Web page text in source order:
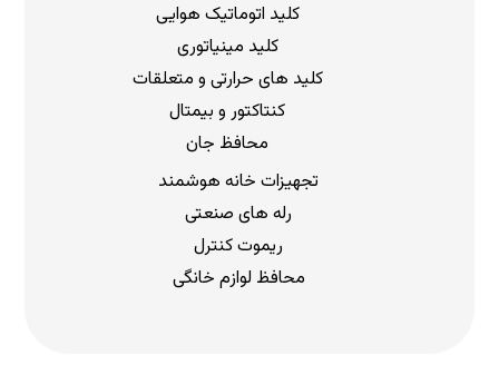
کلید اتوماتیک هوایی
کلید مینیاتوری
کلید های حرارتی و متعلقات
کنتاکتور و بیمتال
محافظ جان
تجهیزات خانه هوشمند
رله های صنعتی
ریموت کنترل
محافظ لوازم خانگی